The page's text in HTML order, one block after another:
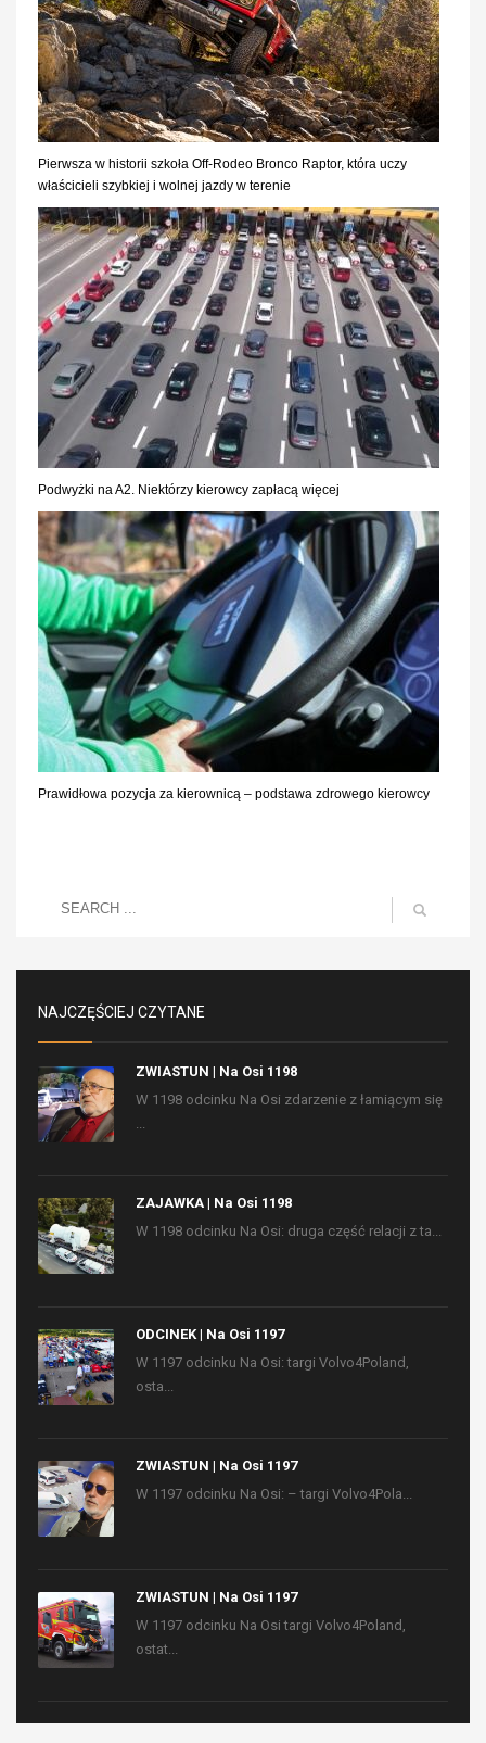
Pierwsza w historii szkoła Off-Rodeo Bronco Raptor, która uczy
właścicieli szybkiej i wolnej jazdy w terenie
Podwyżki na A2. Niektórzy kierowcy zapłacą więcej
Prawidłowa pozycja za kierownicą – podstawa zdrowego kierowcy
NAJCZĘŚCIEJ CZYTANE
ZWIASTUN | Na Osi 1198
W 1198 odcinku Na Osi zdarzenie z łamiącym się
ZAJAWKA | Na Osi 1198
W 1198 odcinku Na Osi: druga część relacji z ta...
ODCINEK | Na Osi 1197
W 1197 odcinku Na Osi: targi Volvo4Poland,
osta...
ZWIASTUN | Na Osi 1197
W 1197 odcinku Na Osi: – targi Volvo4Pola...
ZWIASTUN | Na Osi 1197
W 1197 odcinku Na Osi targi Volvo4Poland,
ostat...